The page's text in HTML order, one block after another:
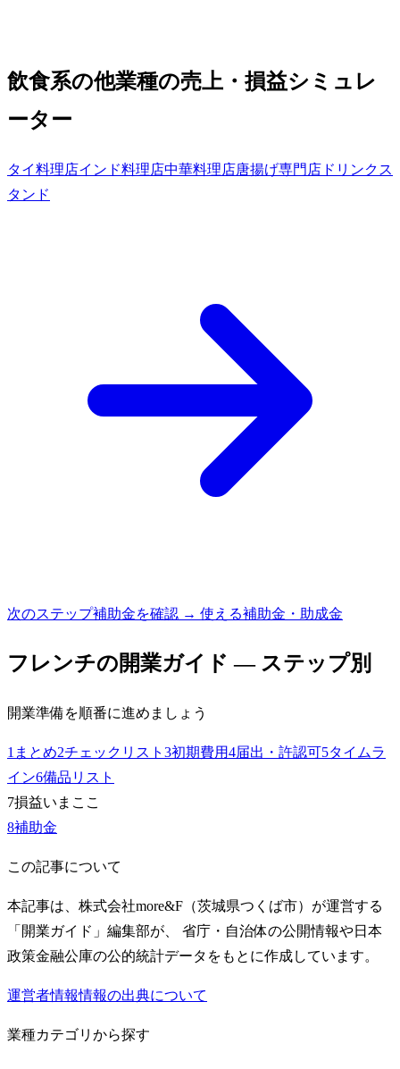
飲食系の他業種の売上・損益シミュレ
ーター
タイ料理店インド料理店中華料理店唐揚げ専門店 ドリンクス
タンド
次のステップ補助金を確認 → 使える補助金・助成金
フレンチの開業ガイド — ステップ別
開業準備を順番に進めましょう
1 まとめ2チェックリスト 3初期費用4届出・許認可5タイムラ
イン6備品リスト
7損益いまここ
8補助金
この記事について
本記事は、株式会社more&F（茨城県つくば市）が運営する
「開業ガイド」編集部が、 省庁・自治体の公開情報や日本
政策金融公庫の公的統計データをもとに作成しています。
運営者情報情報の出典について
業種カテゴリから探す